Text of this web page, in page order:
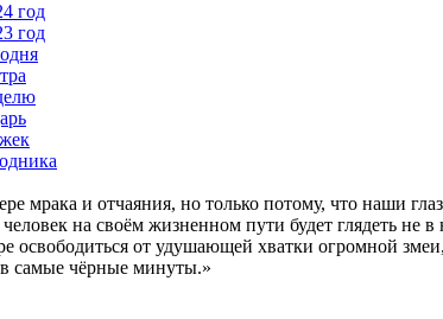
год
год
мрака и отчаяния, но только потому, что наши
на своём жизненном пути будет глядеть не
освободиться от удушающей хватки огромной
самые чёрные минуты.»